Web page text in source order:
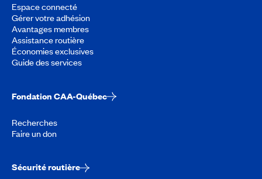
Espace connecté
Gérer votre adhésion
Avantages membres
Assistance routière
Économies exclusives
Guide des services
Fondation CAA-Québec
Recherches
Faire un don
Sécurité routière